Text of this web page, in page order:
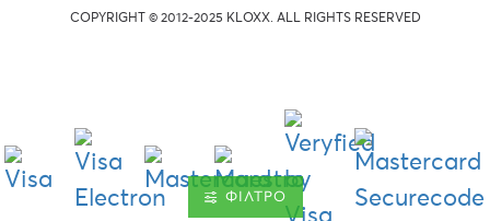
COPYRIGHT © 2012-2025 KLOXX. ALL RIGHTS RESERVED
ΦΊΛΤΡΟ